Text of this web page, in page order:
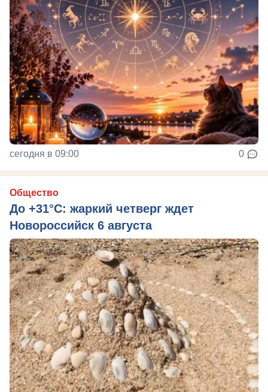
сегодня в 09:00 0
Общество
До +31°C: жаркий четверг ждет
Новороссийск 6 августа